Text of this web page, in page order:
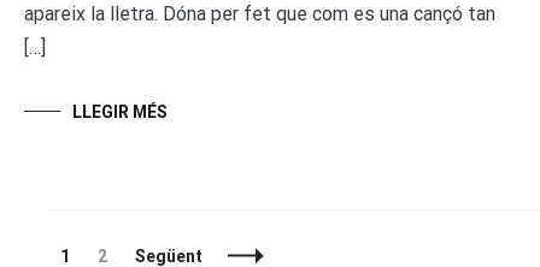
apareix la lletra. Dóna per fet que com es una cançó tan
[…]
LLEGIR MÉS
Entrades
La
1
La
2 Següent